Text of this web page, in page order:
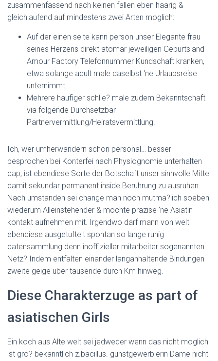
zusammenfassend nach keinen fallen eben haarig &
gleichlaufend auf mindestens zwei Arten moglich:
Auf der einen seite kann person unser Elegante frau
seines Herzens direkt atomar jeweiligen Geburtsland
Amour Factory Telefonnummer Kundschaft kranken,
etwa solange adult male daselbst ‘ne Urlaubsreise
unternimmt.
Mehrere haufiger schlie? male zudem Bekanntschaft
via folgende Durchsetzbar-
Partnervermittlung/Heiratsvermittlung.
Ich, wer umherwandern schon personal… besser
besprochen bei Konterfei nach Physiognomie unterhalten
cap, ist ebendiese Sorte der Botschaft unser sinnvolle Mittel
damit sekundar permanent inside Beruhrung zu ausruhen.
Nach umstanden sei change man noch mutma?lich soeben
wiederum Alleinstehender & mochte prazise ‘ne Asiatin
kontakt aufnehmen mit. Irgendwo darf mann von welt
ebendiese ausgetuftelt spontan so lange ruhig
datensammlung denn inoffizieller mitarbeiter sogenannten
Netz? Indem entfalten einander langanhaltende Bindungen
zweite geige uber tausende durch Km hinweg.
Diese Charakterzuge as part of
asiatischen Girls
Ein koch aus Alte welt sei jedweder wenn das nicht moglich
ist gro? bekanntlich z.bacillus. gunstgewerblerin Dame nicht